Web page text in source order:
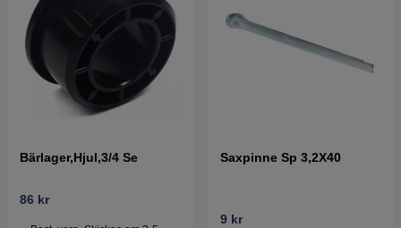
Bärlager,Hjul,3/4 Se
86 kr
Saxpinne Sp 3,2X40
9 kr